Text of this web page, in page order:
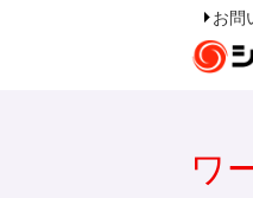
お問
ワ